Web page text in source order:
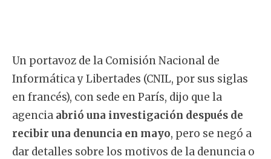
Un portavoz de la Comisión Nacional de
Informática y Libertades (CNIL, por sus siglas
en francés), con sede en París, dijo que la
agencia abrió una investigación después de
recibir una denuncia en mayo, pero se negó a
dar detalles sobre los motivos de la denuncia o